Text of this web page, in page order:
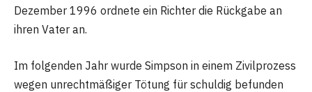
Dezember 1996 ordnete ein Richter die Rückgabe an
ihren Vater an.
Im folgenden Jahr wurde Simpson in einem Zivilprozess
wegen unrechtmäßiger Tötung für schuldig befunden